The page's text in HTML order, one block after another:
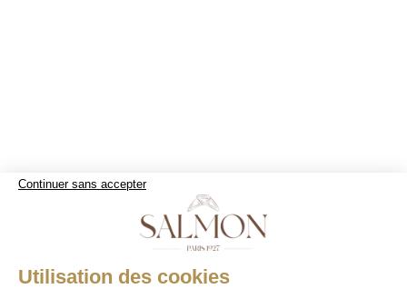
Continuer sans accepter
Utilisation des cookies
WHATSAPP